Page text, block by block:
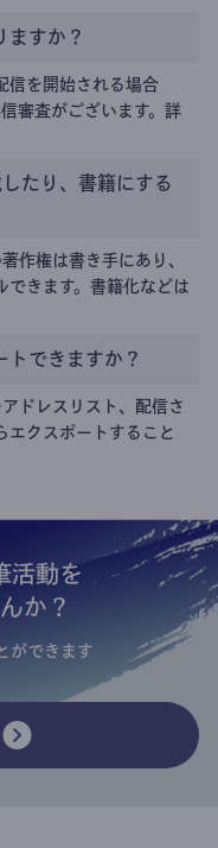
ますか？
信を開始される場合
審査がございます。詳
たり、書籍にする
作権は書き手にあり、
できます。書籍化などは
トできますか？
ドレスリスト、配信さ
エクスポートすること
活動を
か？
ができます